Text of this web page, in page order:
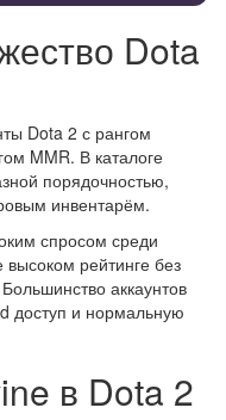
Dota
Dota 2 с рангом
MMR. В каталоге
порядочностью,
инвентарём.
спросом среди
высоком рейтинге без
аккаунтов
доступ и нормальную
в Dota 2